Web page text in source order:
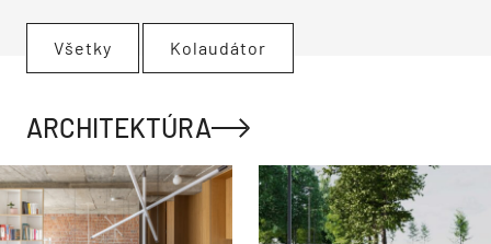
Všetky Kolaudátor
ARCHITEKTÚRA